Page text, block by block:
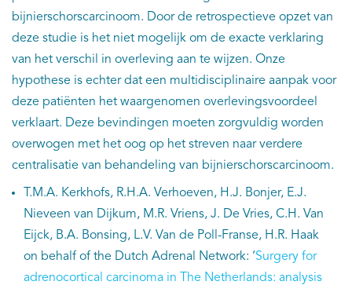
bijnierschorscarcinoom. Door de retrospectieve opzet van
deze studie is het niet mogelijk om de exacte verklaring
van het verschil in overleving aan te wijzen. Onze
hypothese is echter dat een multidisciplinaire aanpak voor
deze patiënten het waargenomen overlevingsvoordeel
verklaart. Deze bevindingen moeten zorgvuldig worden
overwogen met het oog op het streven naar verdere
centralisatie van behandeling van bijnierschorscarcinoom.
T.M.A. Kerkhofs, R.H.A. Verhoeven, H.J. Bonjer, E.J.
Nieveen van Dijkum, M.R. Vriens, J. De Vries, C.H. Van
Eijck, B.A. Bonsing, L.V. Van de Poll-Franse, H.R. Haak
on behalf of the Dutch Adrenal Network: ‘Surgery for
adrenocortical carcinoma in The Netherlands: analysis